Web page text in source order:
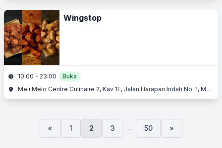
Wingstop
10:00 - 23:00
Buka
Meli Melo Centre Culinaire 2, Kav 1E, Jalan Harapan Indah No. 1, Medan Satria, Pejuang, Bekasi Timur, Harapan Indah, Bekasi, Jawa Barat
« 1 2 3 ... 50 »